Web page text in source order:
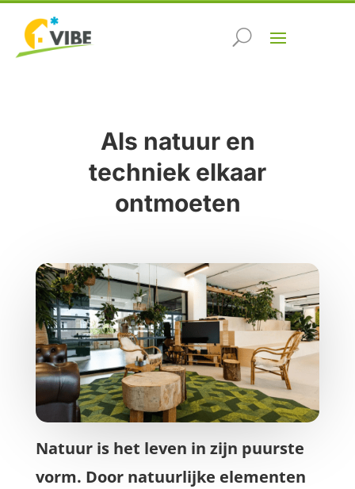
Als natuur en
techniek elkaar
ontmoeten
Natuur is het leven in zijn puurste
vorm. Door natuurlijke elementen